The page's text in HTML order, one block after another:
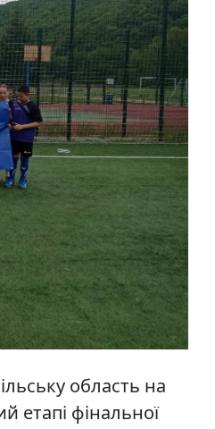
область на
етапі фінальної